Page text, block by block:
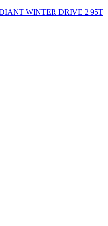
WINTER DRIVE 2 95T